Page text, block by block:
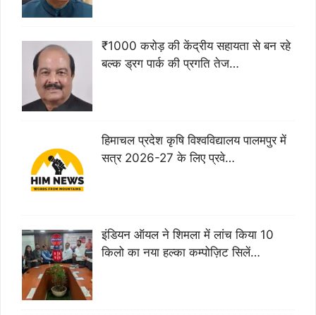
₹1000 करोड़ की केंद्रीय सहायता से बन रहे
बल्क ड्रग पार्क की प्रगति तेज…
हिमाचल प्रदेश कृषि विश्वविद्यालय पालमपुर में
सत्र 2026-27 के लिए प्रवे…
इंडियन ऑयल ने शिमला में लांच किया 10
किलो का नया हल्का कम्पोज़िट सिलें…